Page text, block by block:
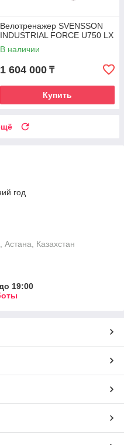
Велотренажер SVENSSON
INDUSTRIAL FORCE U750 LX
В наличии
1 604 000 ₸
Купить
год
Казахстан
19:00